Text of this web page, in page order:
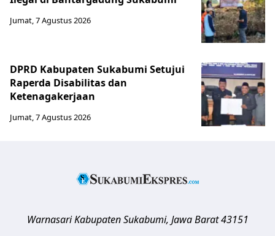
Jumat, 7 Agustus 2026
DPRD Kabupaten Sukabumi Setujui
Raperda Disabilitas dan
Ketenagakerjaan
Jumat, 7 Agustus 2026
Warnasari Kabupaten Sukabumi, Jawa Barat 43151